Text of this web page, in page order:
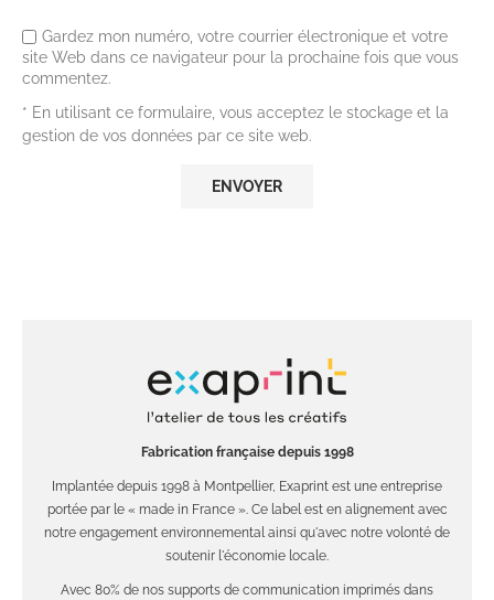
Gardez mon numéro, votre courrier électronique et votre
site Web dans ce navigateur pour la prochaine fois que vous
commentez.
* En utilisant ce formulaire, vous acceptez le stockage et la
gestion de vos données par ce site web.
Fabrication française depuis 1998
Implantée depuis 1998 à Montpellier, Exaprint est une entreprise
portée par le « made in France ». Ce label est en alignement avec
notre engagement environnemental ainsi qu'avec notre volonté de
soutenir l'économie locale.
Avec 80% de nos supports de communication imprimés dans